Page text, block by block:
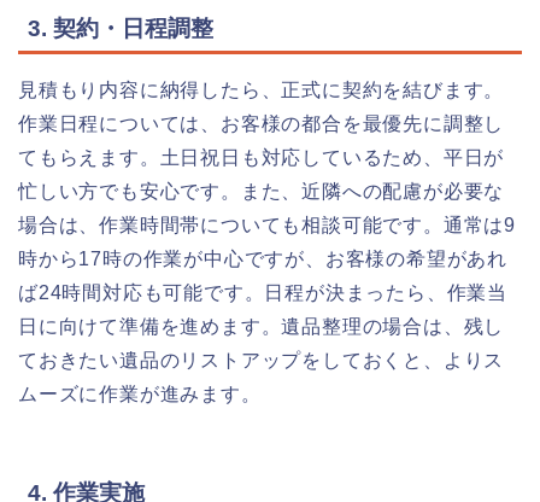
3. 契約・日程調整
見積もり内容に納得したら、正式に契約を結びます。
作業日程については、お客様の都合を最優先に調整し
てもらえます。土日祝日も対応しているため、平日が
忙しい方でも安心です。また、近隣への配慮が必要な
場合は、作業時間帯についても相談可能です。通常は9
時から17時の作業が中心ですが、お客様の希望があれ
ば24時間対応も可能です。日程が決まったら、作業当
日に向けて準備を進めます。遺品整理の場合は、残し
ておきたい遺品のリストアップをしておくと、よりス
ムーズに作業が進みます。
4. 作業実施